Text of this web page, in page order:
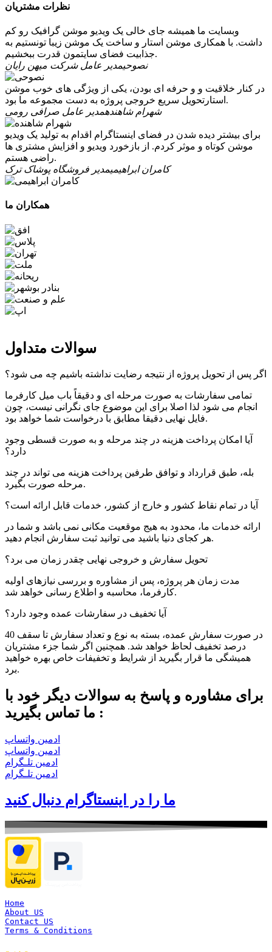
نظرات مشتریان
وبسایت ما همیشه جای خالی یک ویدیو موشن گرافیک رو کم
داشت. با همکاری موشن استار و ساخت یک موشن زیبا تونستیم به
جذابیت فضای سایتمون قدرت ببخشیم.
نصوحیمدیر عامل شرکت میهن رایان
در کنار خلاقیت و و حرفه ای بودن، یکی از ویژگی های خوب موشن
استارتحویل سریع خروجی پروژه به دست مجموعه ما بود.
شهرام شاهندهمدیر عامل صرافی رومی
برای بیشتر دیده شدن در فضای اینستاگرام اقدام به تولید یک ویدیو
موشن کوتاه و موثر کردم. از بازخورد ویدیو و افزایش مشتری ها
راضی هستم.
کامران ابراهیمیمدیر فروشگاه پوشاک ترک
همکاران ما
سوالات متداول
اگر پس از تحویل پروژه از نتیجه رضایت نداشته باشیم چه می شود؟
تمامی سفارشات به صورت مرحله ای و دقیقاً باب میل کارفرما
انجام می شود لذا اصلا برای این موضوع جای نگرانی نیست، چون
فایل نهایی دقیقا مطابق با درخواست شما خواهد بود.
آیا امکان پرداخت هزینه در چند مرحله و به صورت قسطی وجود
دارد؟
بله، طبق قرارداد و توافق طرفین پرداخت هزینه می تواند در چند
مرحله صورت بگیرد.
آیا در تمام نقاط کشور و خارج از کشور، خدمات قابل ارائه است؟
ارائه خدمات ما، محدود به هیج موقعیت مکانی نمی باشد و شما در
هر کجای دنیا باشید می توانید ثبت سفارش انجام دهید.
تحویل سفارش و خروجی نهایی چقدر زمان می برد؟
مدت زمان هر پروژه، پس از مشاوره و بررسی نیازهای اولیه
کارفرما، محاسبه و اطلاع رسانی خواهد شد.
آیا تخفیف در سفارشات عمده وجود دارد؟
در صورت سفارش عمده، بسته به نوع و تعداد سفارش تا سقف 40
درصد تخفیف لحاظ خواهد شد. همچنین اگر شما جزء مشتریان
همیشگی ما قرار بگیرید از شرایط و تخفیفات خاص بهره خواهید
برد.
برای مشاوره و پاسخ به سوالات دیگر خود با
ما تماس بگیرید :
ادمین واتساپ
ادمین واتساپ
ادمین تلـگرام
ادمین تلـگرام
ما را در اینستاگرام دنبال کنید
Home
About US
Contact US
Terms & Conditions